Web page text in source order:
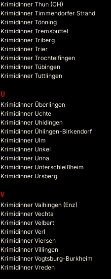
Krimidinner Thun (CH)
Krimidinner Timmendorfer Strand
Krimidinner Tönning
Krimidinner Tremsbüttel
Krimidinner Triberg
Krimidinner Trier
Krimidinner Trochtelfingen
Krimidinner Tübingen
Krimidinner Tuttlingen
U
Krimidinner Überlingen
Krimidinner Uchte
Krimidinner Uhldingen
Krimidinner Ühlingen-Birkendorf
Krimidinner Ulm
Krimidinner Unkel
Krimidinner Unna
Krimidinner Unterschleißheim
Krimidinner Ursberg
V
Krimidinner Vaihingen (Enz)
Krimidinner Vechta
Krimidinner Velbert
Krimidinner Verl
Krimidinner Viersen
Krimidinner Villingen
Krimidinner Vogtsburg-Burkheim
Krimidinner Vreden